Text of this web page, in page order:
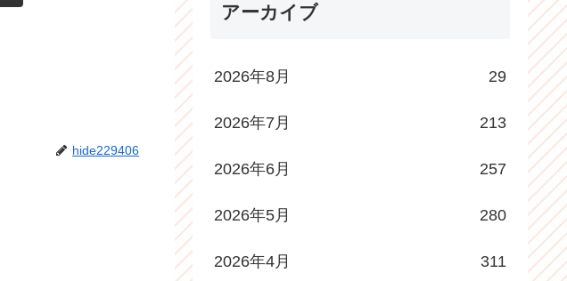
hide229406
アーカイブ
2026年8月 29
2026年7月 213
2026年6月 257
2026年5月 280
2026年4月 311